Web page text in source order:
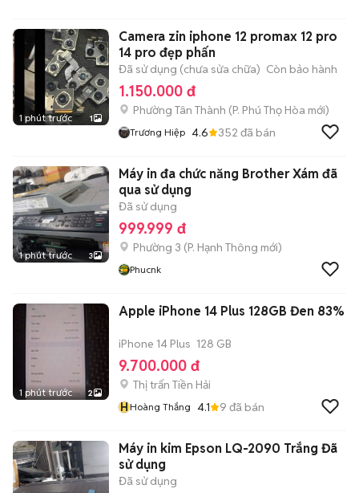
1 phút trước 1
Camera zin iphone 12 promax 12 pro
14 pro đẹp phấn
Đã sử dụng (chưa sửa chữa) Còn bảo hành
1.150.000 đ
Phường Tân Thành (P. Phú Thọ Hòa mới)
Trương Hiệp 4.6 352 đã bán
1 phút trước 3
Máy in đa chức năng Brother Xám đã
qua sử dụng
Đã sử dụng
999.999 đ
Phường 3 (P. Hạnh Thông mới)
Phucnk
1 phút trước 2
Apple iPhone 14 Plus 128GB Đen 83%
iPhone 14 Plus 128 GB
9.700.000 đ
Thị trấn Tiền Hải
HHoàng Thắng 4.1 9 đã bán
Máy in kim Epson LQ-2090 Trắng Đã
sử dụng
Đã sử dụng